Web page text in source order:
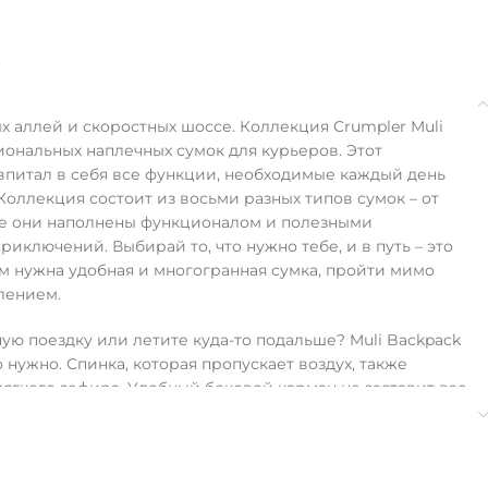
аллей и скоростных шоссе. Коллекция Crumpler Muli
наплечных сумок для курьеров. Этот
в себя все функции, необходимые каждый день
состоит из восьми разных типов сумок – от
они наполнены функционалом и полезными
Выбирай то, что нужно тебе, и в путь – это
нужна удобная и многогранная сумка, пройти мимо
поездку или летите куда-то подальше? Muli Backpack
нужно. Спинка, которая пропускает воздух, также
зефира. Удобный боковой карман не заставит вас
в поисках жевачки. Быстрые молнии дают
Езда на велосипеде ночью? Специальное
и защитные светоотражающие полоски заставят